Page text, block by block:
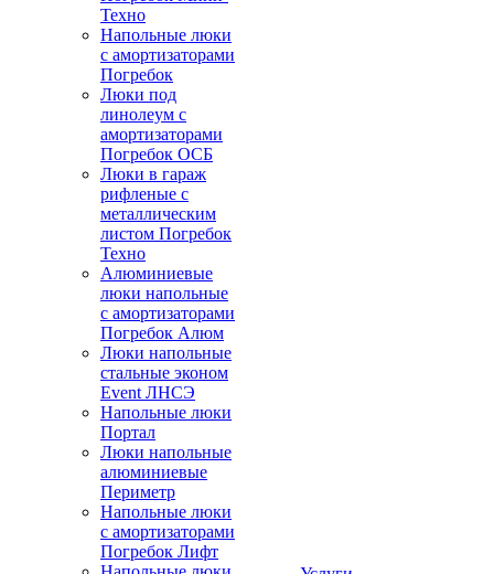
Техно
Напольные люки
с амортизаторами
Погребок
Люки под
линолеум с
амортизаторами
Погребок ОСБ
Люки в гараж
рифленые с
металлическим
листом Погребок
Техно
Алюминиевые
люки напольные
с амортизаторами
Погребок Алюм
Люки напольные
стальные эконом
Event ЛНСЭ
Напольные люки
Портал
Люки напольные
алюминиевые
Периметр
Напольные люки
с амортизаторами
Погребок Лифт